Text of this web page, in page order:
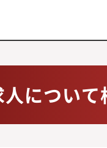
人につい